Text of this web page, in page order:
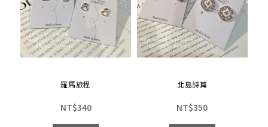
羅馬旅程
NT$340
北島詩篇
NT$350